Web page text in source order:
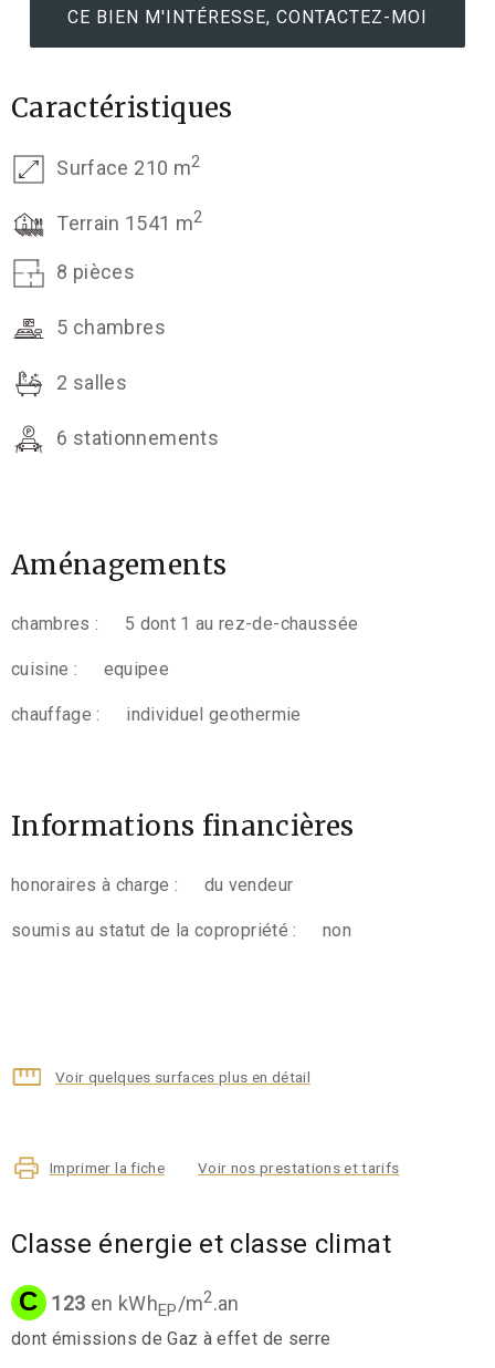
CE BIEN M'INTÉRESSE, CONTACTEZ-MOI
Caractéristiques
Surface 210 m2
Terrain 1541 m2
8 pièces
5 chambres
2 salles
6 stationnements
Aménagements
chambres : 5 dont 1 au rez-de-chaussée
cuisine : equipee
chauffage : individuel geothermie
Informations financières
honoraires à charge : du vendeur
soumis au statut de la copropriété : non
Voir quelques surfaces plus en détail
Imprimer la fiche Voir nos prestations et tarifs
Classe énergie et classe climat
C 123 en kWhEP/m2.an
dont émissions de Gaz à effet de serre